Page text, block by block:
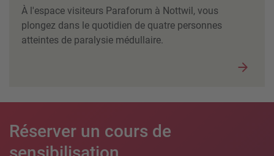
À l'espace visiteurs Paraforum à Nottwil, vous
plongez dans le quotidien de quatre personnes
atteintes de paralysie médullaire.
Réserver un cours de